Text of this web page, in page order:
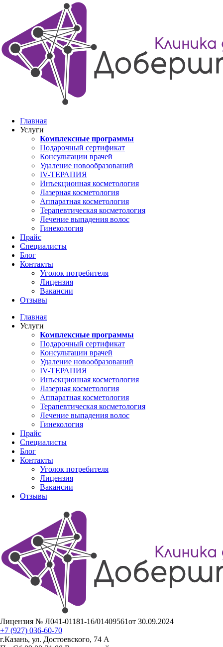
Главная
Услуги
Комплексные программы
Подарочный сертификат
Консультации врачей
Удаление новообразований
IV-ТЕРАПИЯ
Инъекционная косметология
Лазерная косметология
Аппаратная косметология
Терапевтическая косметология
Лечение выпадения волос
Гинекология
Прайс
Специалисты
Блог
Контакты
Уголок потребителя
Лицензия
Вакансии
Отзывы
Главная
Услуги
Комплексные программы
Подарочный сертификат
Консультации врачей
Удаление новообразований
IV-ТЕРАПИЯ
Инъекционная косметология
Лазерная косметология
Аппаратная косметология
Терапевтическая косметология
Лечение выпадения волос
Гинекология
Прайс
Специалисты
Блог
Контакты
Уголок потребителя
Лицензия
Вакансии
Отзывы
Лицензия № Л041-01181-16/01409561от 30.09.2024
+7 (927) 036-60-70
г.Казань, ул. Достоевского, 74 А